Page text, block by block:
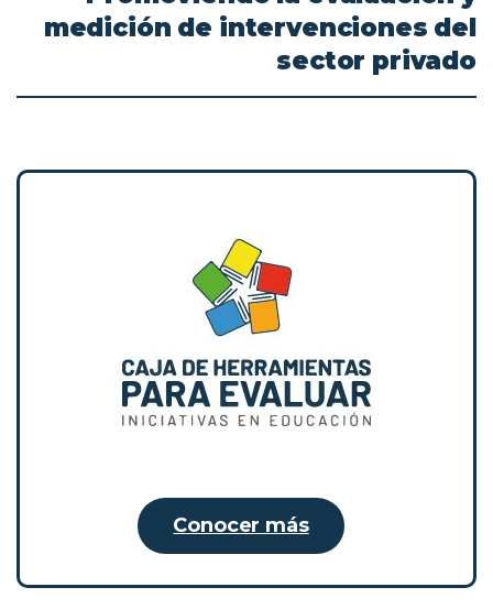
medición de intervenciones del
sector privado
Conocer más